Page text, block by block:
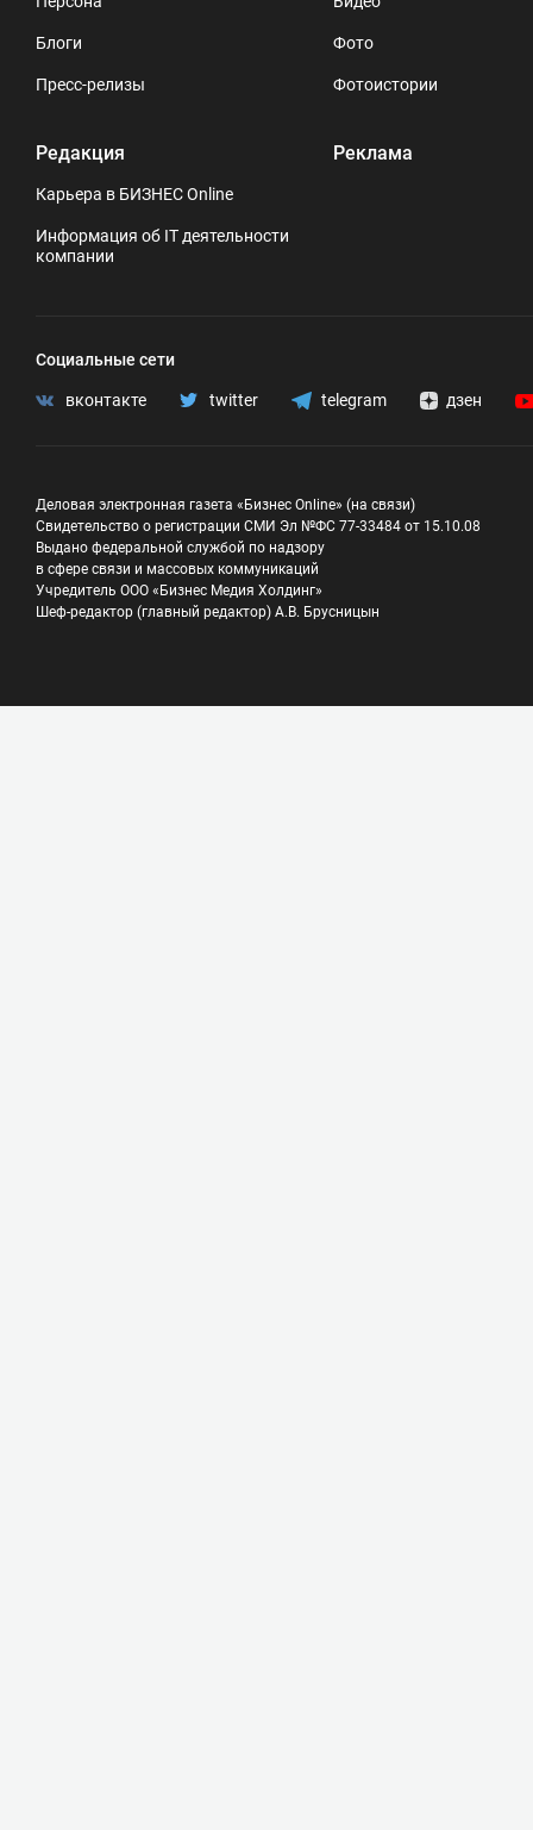
Блоги
Пресс-релизы
Редакция
Карьера в БИЗНЕС Online
Информация об IT деятельности
компании
Фото
Фотоистории
Реклама
Социальные сети
вконтакте twitter telegram дзен
Деловая электронная газета «Бизнес Online» (на связи)
Свидетельство о регистрации СМИ Эл №ФС 77-33484 от 15.10.08
Выдано федеральной службой по надзору
в сфере связи и массовых коммуникаций
Учредитель ООО «Бизнес Медия Холдинг»
Шеф-редактор (главный редактор) А.В. Брусницын